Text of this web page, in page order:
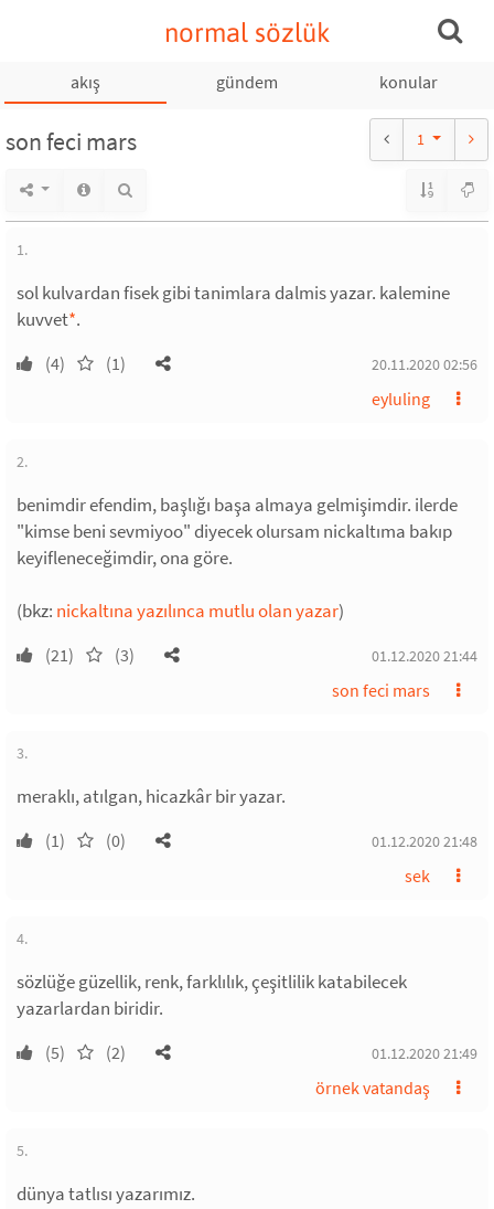
normal sözlük
akış gündem konular
son feci mars 1
1.
sol kulvardan fisek gibi tanimlara dalmis yazar. kalemine
kuvvet*.
(4) (1) 20.11.2020 02:56
eyluling
2.
benimdir efendim, başlığı başa almaya gelmişimdir. ilerde
"kimse beni sevmiyoo" diyecek olursam nickaltıma bakıp
keyifleneceğimdir, ona göre.
(bkz: nickaltına yazılınca mutlu olan yazar)
(21) (3) 01.12.2020 21:44
son feci mars
3.
meraklı, atılgan, hicazkâr bir yazar.
(1) (0) 01.12.2020 21:48
sek
4.
sözlüğe güzellik, renk, farklılık, çeşitlilik katabilecek
yazarlardan biridir.
(5) (2) 01.12.2020 21:49
örnek vatandaş
5.
dünya tatlısı yazarımız.